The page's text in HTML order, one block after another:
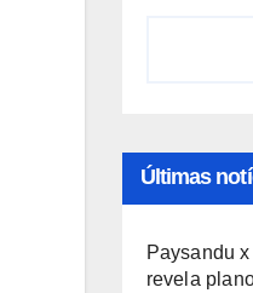
Últimas
Paysandu
revela